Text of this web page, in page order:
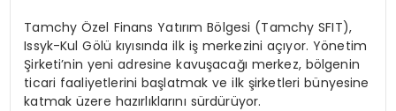
Tamchy Özel Finans Yatırım Bölgesi (Tamchy SFIT),
Issyk-Kul Gölü kıyısında ilk iş merkezini açıyor. Yönetim
Şirketi’nin yeni adresine kavuşacağı merkez, bölgenin
ticari faaliyetlerini başlatmak ve ilk şirketleri bünyesine
katmak üzere hazırlıklarını sürdürüyor.